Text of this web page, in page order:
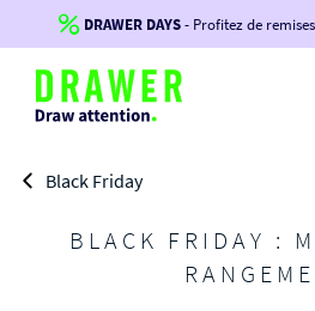
Jusqu'à-100€*sur votre
-voir conditions en bas
DRAWER DAYS- Profitez de
Black Friday
BLACK FRIDAY :